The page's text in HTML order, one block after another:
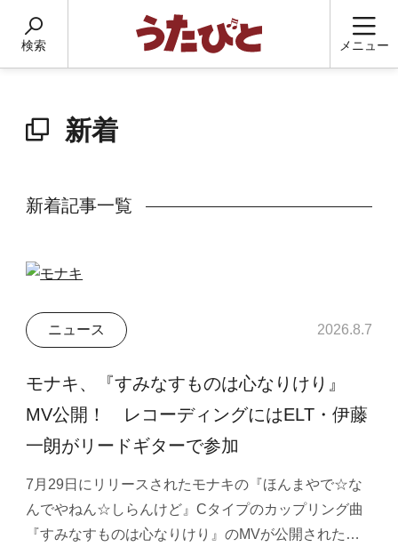
検索 メニュー
新着
新着記事一覧
ニュース 2026.8.7
モナキ、『すみなすものは心なりけり』
MV公開！ レコーディングにはELT・伊藤
一朗がリードギターで参加
7月29日にリリースされたモナキの『ほんまやで☆な
んでやねん☆しらんけど』Cタイプのカップリング曲
『すみなすものは心なりけり』のMVが公開された…